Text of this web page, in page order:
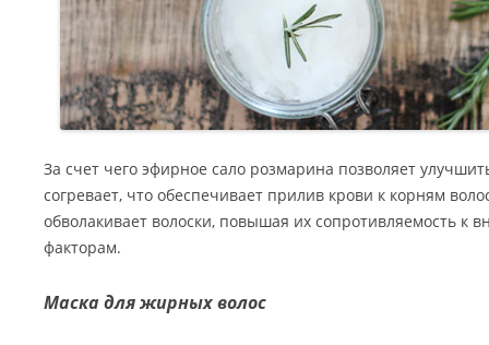
За счет чего эфирное сало розмарина позволяет
согревает, что обеспечивает прилив крови к корням
обволакивает волоски, повышая их сопротивляемость к
факторам.
Маска для жирных волос